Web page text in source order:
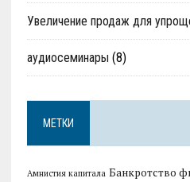
Увеличение продаж для
аудиосеминары (8)
МЕТКИ
Амнистия капитала Банкротство